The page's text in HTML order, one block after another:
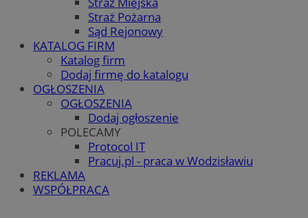
Straż Pożarna
Sąd Rejonowy
KATALOG FIRM
Katalog firm
Dodaj firmę do katalogu
OGŁOSZENIA
OGŁOSZENIA
Dodaj ogłoszenie
POLECAMY
Protocol IT
Pracuj.pl - praca w Wodzisławiu
REKLAMA
WSPÓŁPRACA